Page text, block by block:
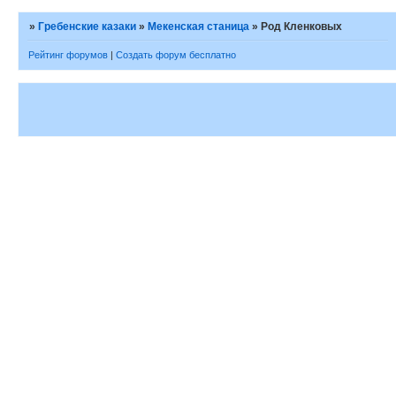
» Гребенские казаки » Мекенская станица » Род Кленковых
Рейтинг форумов | Создать форум бесплатно